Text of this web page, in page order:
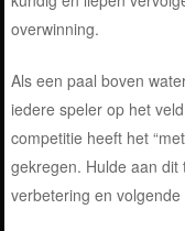
overwinning.
Als een paal boven
iedere speler op het
competitie heeft het
gekregen. Hulde aan
verbetering en